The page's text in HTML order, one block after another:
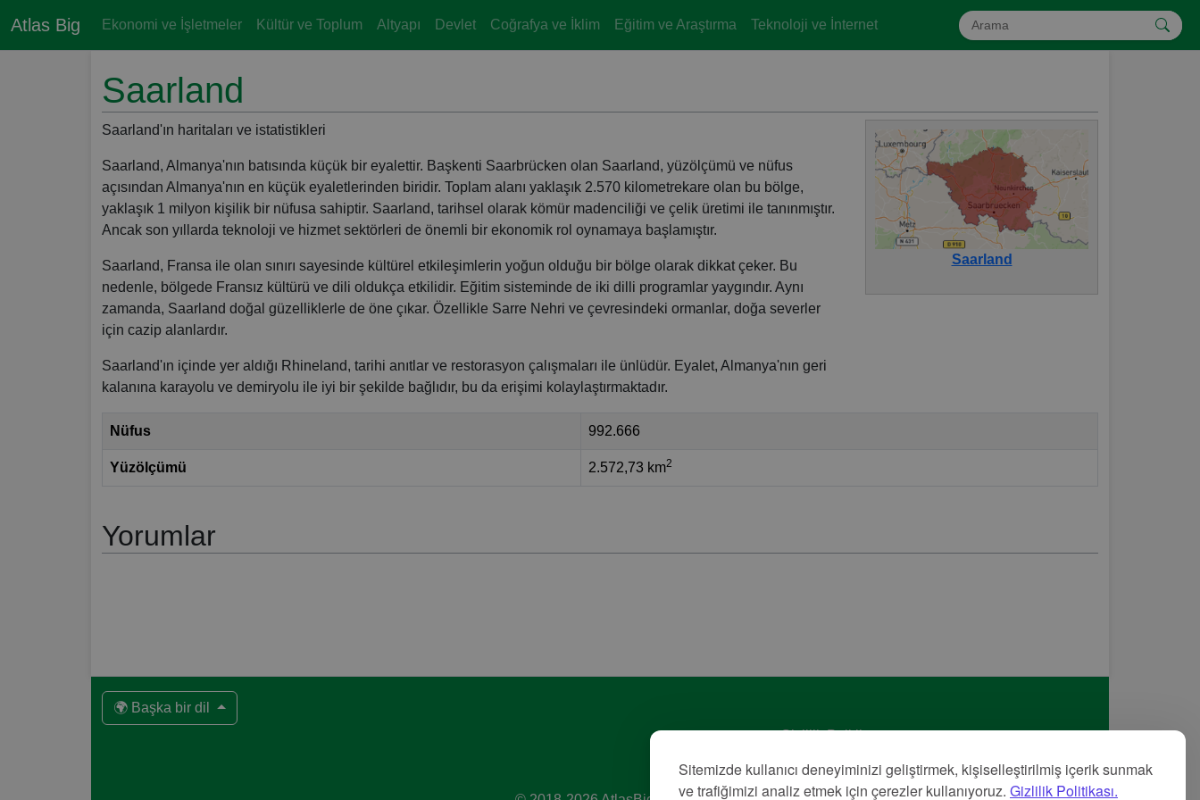
Sitemizde kullanıcı deneyiminizi geliştirmek, kişiselleştirilmiş içerik sunmak
ve trafiğimizi analiz etmek için çerezler kullanıyoruz. Gizlilik Politikası.
Atlas Big Ekonomi ve İşletmeler Kültür ve Toplum Altyapı Devlet Coğrafya ve İklim Eğitim ve Araştırma Teknoloji ve İnternet
Saarland
Saarland'ın haritaları ve istatistikleri
Saarland, Almanya'nın batısında küçük bir eyalettir. Başkenti Saarbrücken olan Saarland, yüzölçümü ve nüfus
açısından Almanya'nın en küçük eyaletlerinden biridir. Toplam alanı yaklaşık 2.570 kilometrekare olan bu bölge,
yaklaşık 1 milyon kişilik bir nüfusa sahiptir. Saarland, tarihsel olarak kömür madenciliği ve çelik üretimi ile tanınmıştır.
Ancak son yıllarda teknoloji ve hizmet sektörleri de önemli bir ekonomik rol oynamaya başlamıştır.
Saarland, Fransa ile olan sınırı sayesinde kültürel etkileşimlerin yoğun olduğu bir bölge olarak dikkat çeker. Bu
nedenle, bölgede Fransız kültürü ve dili oldukça etkilidir. Eğitim sisteminde de iki dilli programlar yaygındır. Aynı
zamanda, Saarland doğal güzelliklerle de öne çıkar. Özellikle Sarre Nehri ve çevresindeki ormanlar, doğa severler
için cazip alanlardır.
Saarland'ın içinde yer aldığı Rhineland, tarihi anıtlar ve restorasyon çalışmaları ile ünlüdür. Eyalet, Almanya'nın geri
kalanına karayolu ve demiryolu ile iyi bir şekilde bağlıdır, bu da erişimi kolaylaştırmaktadır.
Saarland
Nüfus 992.666
Yüzölçümü 2.572,73 km2
Yorumlar
🌍 Başka bir dil
Gizlilik Politikası
Künye